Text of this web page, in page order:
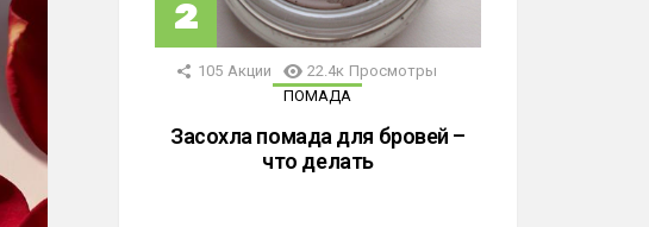
105 Акции 22.4к Просмотры
ПОМАДА
Засохла помада для бровей –
что делать